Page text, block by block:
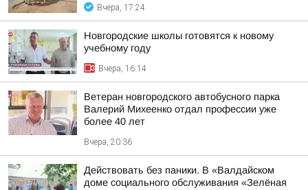
Вчера, 17:24
Новгородские школы готовятся к новому
учебному году
Вчера, 16:14
Ветеран новгородского автобусного парка
Валерий Михеенко отдал профессии уже
более 40 лет
Вчера, 20:36
Действовать без паники. В «Валдайском
доме социального обслуживания «Зелёная